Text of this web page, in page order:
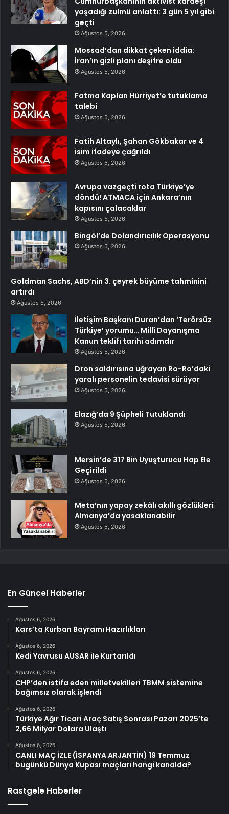
yaşadığı zulmü anlattı: 3 gün 5 yıl gibi
geçti
Ağustos 5, 2026
Mossad’dan dikkat çeken iddia:
İran’ın gizli planı deşifre oldu
Ağustos 5, 2026
Fatma Kaplan Hürriyet’e tutuklama
talebi
Ağustos 5, 2026
Fatih Altaylı, Şahan Gökbakar ve 4
isim ifadeye çağrıldı
Ağustos 5, 2026
Avrupa vazgeçti rota Türkiye’ye
döndü! ATMACA için Ankara’nın
kapısını çalacaklar
Ağustos 5, 2026
Bingöl’de Dolandırıcılık Operasyonu
Ağustos 5, 2026
Goldman Sachs, ABD’nin 3. çeyrek büyüme tahminini
artırdı
Ağustos 5, 2026
İletişim Başkanı Duran’dan ‘Terörsüz
Türkiye’ yorumu… Millî Dayanışma
Kanun teklifi tarihi adımdır
Ağustos 5, 2026
Dron saldırısına uğrayan Ro-Ro’daki
yaralı personelin tedavisi sürüyor
Ağustos 5, 2026
Elazığ’da 9 Şüpheli Tutuklandı
Ağustos 5, 2026
Mersin’de 317 Bin Uyuşturucu Hap Ele
Geçirildi
Ağustos 5, 2026
Meta’nın yapay zekâlı akıllı gözlükleri
Almanya’da yasaklanabilir
Ağustos 5, 2026
En Güncel Haberler
Ağustos 6, 2026
Kars’ta Kurban Bayramı Hazırlıkları
Ağustos 6, 2026
Kedi Yavrusu AUSAR ile Kurtarıldı
Ağustos 6, 2026
CHP’den istifa eden milletvekilleri TBMM sistemine
bağımsız olarak işlendi
Ağustos 6, 2026
Türkiye Ağır Ticari Araç Satış Sonrası Pazarı 2025’te
2,66 Milyar Dolara Ulaştı
Ağustos 6, 2026
CANLI MAÇ İZLE (İSPANYA ARJANTİN) 19 Temmuz
bugünkü Dünya Kupası maçları hangi kanalda?
Rastgele Haberler